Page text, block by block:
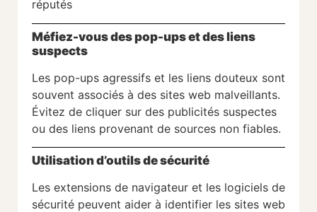
réputés
Méfiez-vous des pop-ups et des liens
suspects
Les pop-ups agressifs et les liens douteux sont
souvent associés à des sites web malveillants.
Évitez de cliquer sur des publicités suspectes
ou des liens provenant de sources non fiables.
Utilisation d’outils de sécurité
Les extensions de navigateur et les logiciels de
sécurité peuvent aider à identifier les sites web